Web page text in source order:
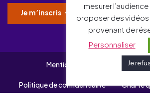
Je m’inscris
Mentions légales Gérer
Politique de confidentialité Charte
mesurer
proposer des
provenant de
Personnaliser
Je